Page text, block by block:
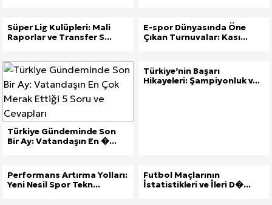
Süper Lig Kulüpleri: Mali
Raporlar ve Transfer S...
E-spor Dünyasında Öne
Çıkan Turnuvalar: Kası...
Türkiye Gündeminde Son
Bir Ay: Vatandaşın En �...
Türkiye’nin Başarı
Hikayeleri: Şampiyonluk v...
Performans Artırma Yolları:
Yeni Nesil Spor Tekn...
Futbol Maçlarının
İstatistikleri ve İleri D�...